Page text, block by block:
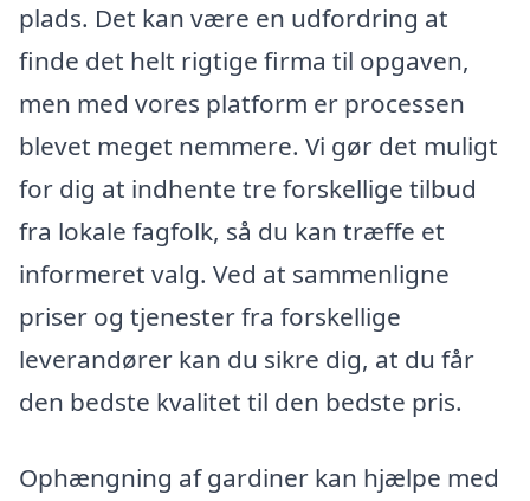
plads. Det kan være en udfordring at
finde det helt rigtige firma til opgaven,
men med vores platform er processen
blevet meget nemmere. Vi gør det muligt
for dig at indhente tre forskellige tilbud
fra lokale fagfolk, så du kan træffe et
informeret valg. Ved at sammenligne
priser og tjenester fra forskellige
leverandører kan du sikre dig, at du får
den bedste kvalitet til den bedste pris.
Ophængning af gardiner kan hjælpe med